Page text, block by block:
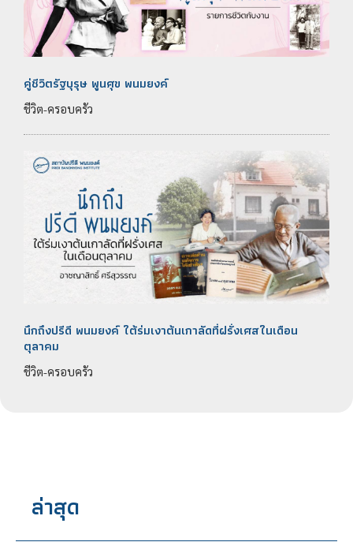
คู่ชีวิตรัฐบุรุษ พูนศุข พนมยงค์
ชีวิต-ครอบครัว
นึกถึงปรีดี พนมยงค์ ใต้ร่มเงาต้นเกาลัดที่ฝรั่งเศสในเดือน
ตุลาคม
ชีวิต-ครอบครัว
ล่าสุด